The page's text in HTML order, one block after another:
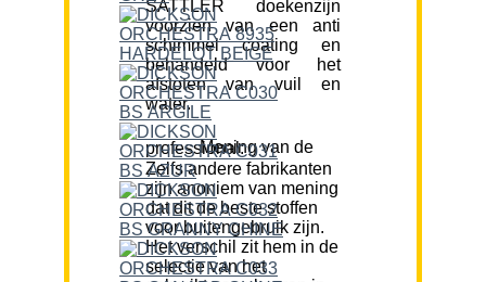
SATTLER doekenzijn
voorzien van een anti
schimmel coating en
behandeld voor het
afstoten van vuil en
water.
Mening van de professional:
Zelfs andere fabrikanten
zijn anoniem van mening
dat dit de beste stoffen
voor buitengebruik zijn.
Het verschil zit hem in de
selectie van het